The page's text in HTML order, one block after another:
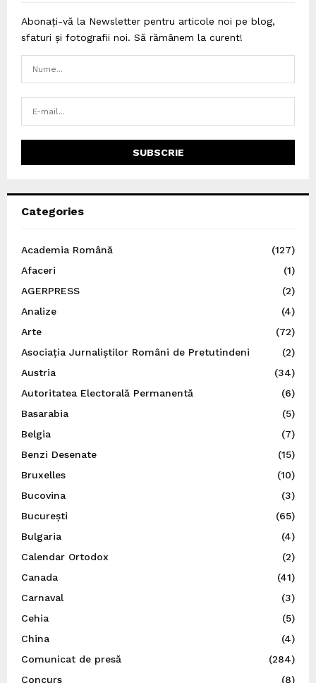
Abonați-vă la Newsletter pentru articole noi pe blog,
sfaturi și fotografii noi. Să rămânem la curent!
Categories
Academia Română
(127)
Afaceri
(1)
AGERPRESS
(2)
Analize
(4)
Arte
(72)
Asociația Jurnaliștilor Români de Pretutindeni
(2)
Austria
(34)
Autoritatea Electorală Permanentă
(6)
Basarabia
(5)
Belgia
(7)
Benzi Desenate
(15)
Bruxelles
(10)
Bucovina
(3)
București
(65)
Bulgaria
(4)
Calendar Ortodox
(2)
Canada
(41)
Carnaval
(3)
Cehia
(5)
China
(4)
Comunicat de presă
(284)
Concurs
(8)